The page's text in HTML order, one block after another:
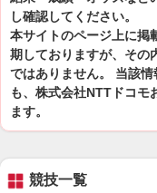
し確認してください。
本サイトのページ上に掲
期しておりますが、その
ではありません。 当該
も、株式会社NTTドコモ
ます。
競技一覧